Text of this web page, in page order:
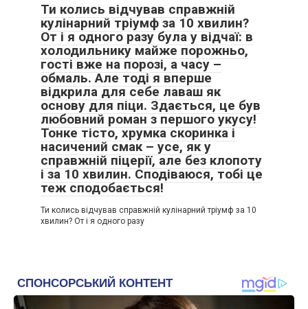
Ти колись відчував справжній
кулінарний тріумф за 10 хвилин?
От і я одного разу була у відчаї: в
холодильнику майже порожньо,
гості вже на порозі, а часу –
обмаль. Але тоді я вперше
відкрила для себе лаваш як
основу для піци. Здається, це був
любовний роман з першого укусу!
Тонке тісто, хрумка скоринка і
насичений смак – усе, як у
справжній піцерії, але без клопоту
і за 10 хвилин. Сподіваюся, тобі це
теж сподобається!
Ти колись відчував справжній кулінарний тріумф за 10
хвилин? От і я одного разу